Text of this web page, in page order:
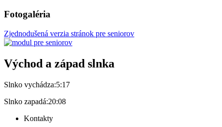
Fotogaléria
Zjednodušená verzia stránok pre seniorov
Východ a západ slnka
Slnko vychádza:5:17
Slnko zapadá:20:08
Kontakty